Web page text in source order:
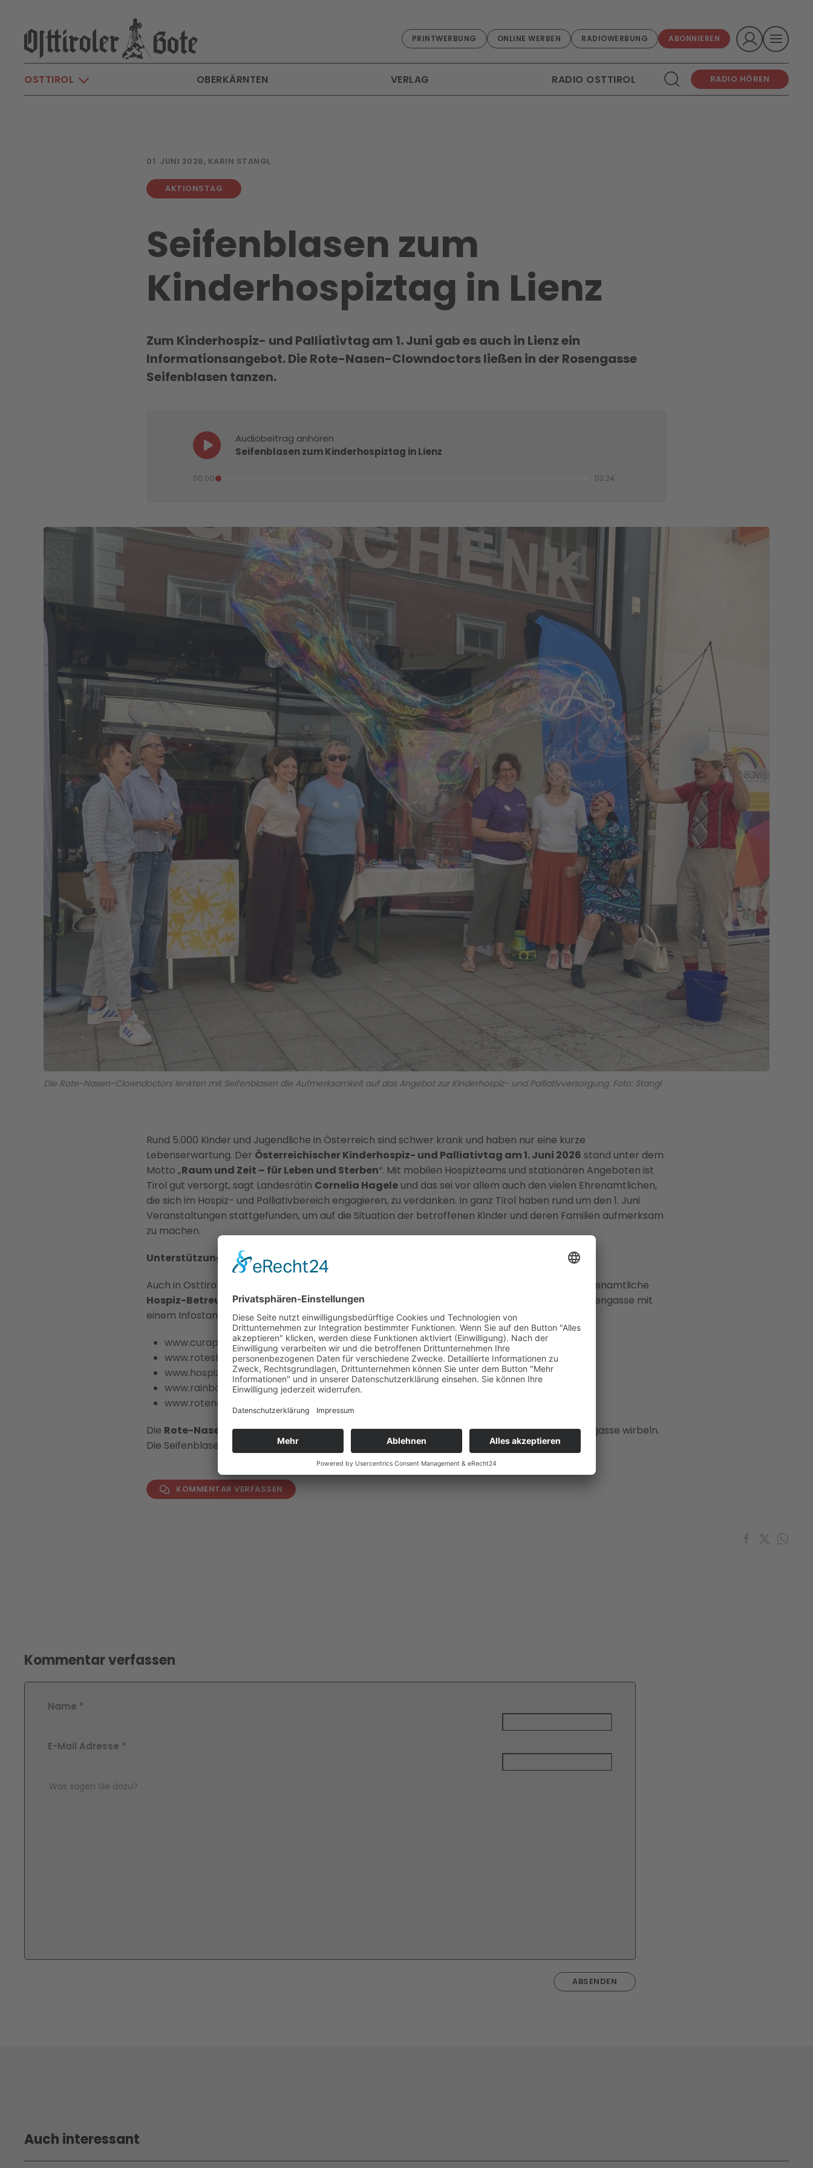
Skip to main content
PRINTWERBUNG ONLINE WERBEN RADIOWERBUNG ABONNIEREN
OSTTIROL OBERKÄRNTEN VERLAG RADIO OSTTIROL RADIO HÖREN
01. JUNI 2026, KARIN STANGL
AKTIONSTAG
Seifenblasen zum
Kinderhospiztag in Lienz
Zum Kinderhospiz- und Palliativtag am 1. Juni gab es auch in Lienz ein
Informationsangebot. Die Rote-Nasen-Clowndoctors ließen in der Rosengasse
Seifenblasen tanzen.
Audiobeitrag anhören
Seifenblasen zum Kinderhospiztag in Lienz
00:00 03:24
Die Rote-Nasen-Clowndoctors lenkten mit Seifenblasen die Aufmerksamkeit auf das Angebot zur Kinderhospiz- und Palliativversorgung. Foto: Stangl
Rund 5.000 Kinder und Jugendliche in Österreich sind schwer krank und haben nur eine kurze
Lebenserwartung. Der Österreichischer Kinderhospiz- und Palliativtag am 1. Juni 2026 stand unter dem
Motto „Raum und Zeit – für Leben und Sterben“. Mit mobilen Hospizteams und stationären Angeboten ist
Tirol gut versorgt, sagt Landesrätin Cornelia Hagele und das sei vor allem auch den vielen Ehrenamtlichen,
die sich im Hospiz- und Palliativbereich engagieren, zu verdanken. In ganz Tirol haben rund um den 1. Juni
Veranstaltungen stattgefunden, um auf die Situation der betroffenen Kinder und deren Familien aufmerksam
zu machen.
Unterstützungsangebot in Osttirol
Auch in Osttirol gibt es breites Netzwerk, von der
über die ehrenamtliche
Hospiz-Betreuungbis zumVerein Rainbows.
Diese haben sich am Montag in der Lienzer Rosengasse mit
einem Infostand vorgestellt.
www.curaplus.at
www.roteskreuz.at
www.hospiz-tirol.at
www.rainbows.at
www.rotenasen.at
Die Rote-Nasen-Clowndoctors(und der kräftige Wind) ließen Seifenblasen durch die Rosengasse wirbeln.
Die Seifenblasen sind auch Symbol für die Zerbrechlichkeit des Lebens.
KOMMENTAR VERFASSEN
Kommentar verfassen
Name *
E-Mail Adresse *
Comment Text*
ABSENDEN
Auch interessant